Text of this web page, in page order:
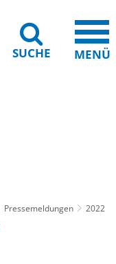
SUCHE MENÜ
Pressemeldungen
2022